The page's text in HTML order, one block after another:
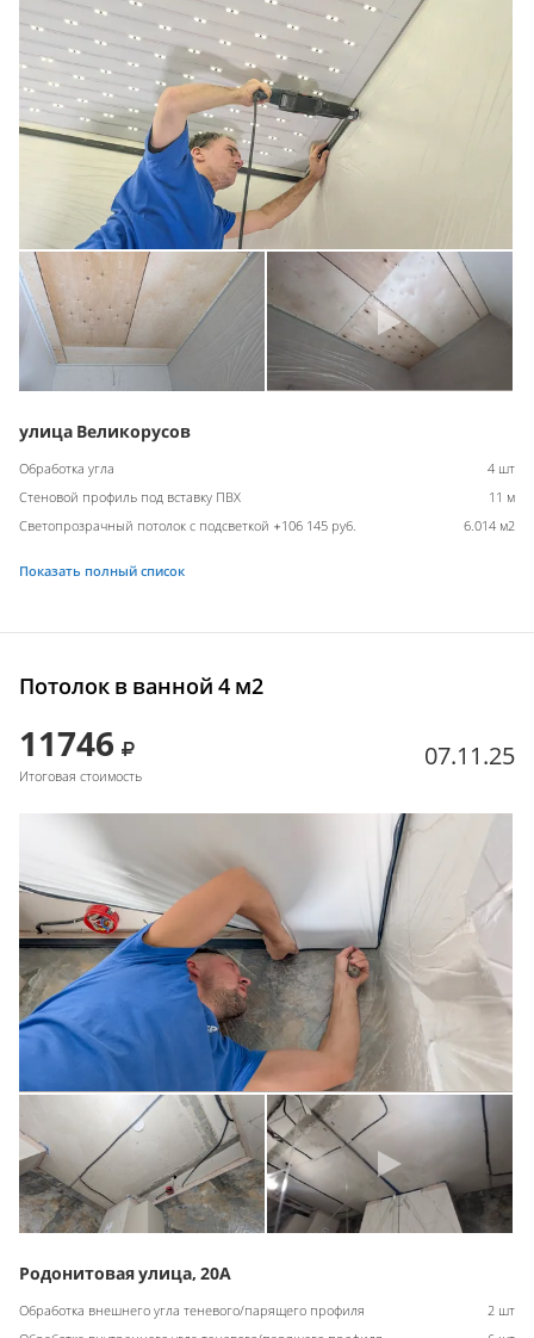
улица Великорусов
Обработка угла
4 шт
Стеновой профиль под вставку ПВХ
11 м
Светопрозрачный потолок с подсветкой +106 145 руб.
6.014 м2
Показать полный список
Потолок в ванной 4 м2
11746
Итоговая стоимость
07.11.25
Родонитовая улица, 20А
Обработка внешнего угла теневого/парящего профиля
2 шт